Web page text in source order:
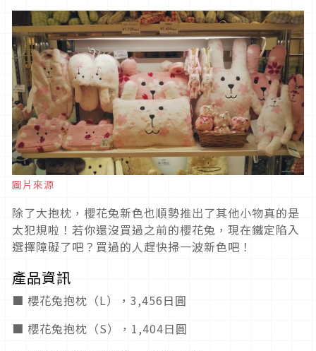
圖片來源
除了大抱枕，櫻花兔新色也順勢推出了其他小物真的是
太犯規啦！若你還沒買過之前的櫻花兔，現在鐵定陷入
選擇障礙了吧？買過的人趕快掃一波新色吧！
產品資訊
■ 櫻花兔抱枕（L），3,456日圓
■ 櫻花兔抱枕（S），1,404日圓